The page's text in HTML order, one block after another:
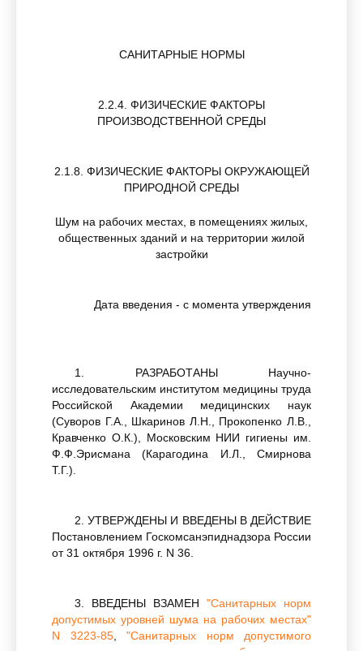
САНИТАРНЫЕ НОРМЫ
2.2.4. ФИЗИЧЕСКИЕ ФАКТОРЫ
ПРОИЗВОДСТВЕННОЙ СРЕДЫ
2.1.8. ФИЗИЧЕСКИЕ ФАКТОРЫ ОКРУЖАЮЩЕЙ
ПРИРОДНОЙ СРЕДЫ
Шум на рабочих местах, в помещениях жилых,
общественных зданий и на территории жилой
застройки
Дата введения - с момента утверждения
1. РАЗРАБОТАНЫ Научно-
исследовательским институтом медицины труда
Российской Академии медицинских наук
(Суворов Г.А., Шкаринов Л.Н., Прокопенко Л.В.,
Кравченко О.К.), Московским НИИ гигиены им.
Ф.Ф.Эрисмана (Карагодина И.Л., Смирнова
Т.Г.).
2. УТВЕРЖДЕНЫ И ВВЕДЕНЫ В ДЕЙСТВИЕ
Постановлением Госкомсанэпиднадзора России
от 31 октября 1996 г. N 36.
3. ВВЕДЕНЫ ВЗАМЕН "Санитарных норм
допустимых уровней шума на рабочих местах"
N 3223-85, "Санитарных норм допустимого